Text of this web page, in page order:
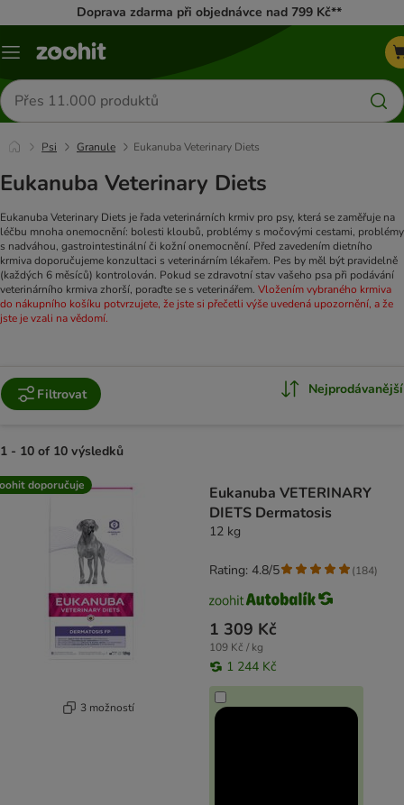
Doprava zdarma při objednávce nad 799 Kč**
Menu
Hledat
produkty
Psi Granule Eukanuba Veterinary Diets
Eukanuba Veterinary Diets
Eukanuba Veterinary Diets je řada veterinárních krmiv pro psy, která se zaměřuje na
léčbu mnoha onemocnění: bolesti kloubů, problémy s močovými cestami, problémy
s nadváhou, gastrointestinální či kožní onemocnění. Před zavedením dietního
krmiva doporučujeme konzultaci s veterinárním lékařem. Pes by měl být pravidelně
(každých 6 měsíců) kontrolován. Pokud se zdravotní stav vašeho psa při podávání
veterinárního krmiva zhorší, poraďte se s veterinářem. Vložením vybraného krmiva
do nákupního košíku potvrzujete, že jste si přečetli výše uvedená upozornění, a že
jste je vzali na vědomí.
Filtrovat Nejprodávanější
1 - 10 of 10 výsledků
product items have been changed
doporučuje
3 možností
Eukanuba VETERINARY
DIETS Dermatosis
12 kg
1 309 Kč
109 Kč / kg
1 244 Kč
Rating: 4.8/5 (184)